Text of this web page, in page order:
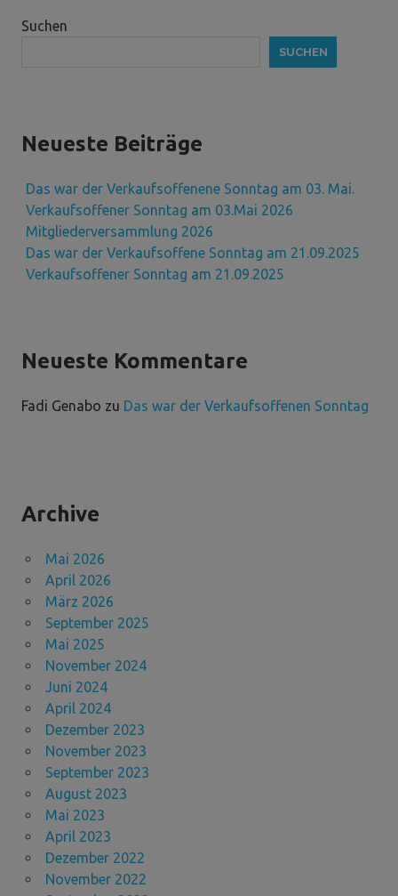
Suchen
SUCHEN
Neueste Beiträge
Das war der Verkaufsoffenene Sonntag am 03. Mai.
Verkaufsoffener Sonntag am 03.Mai 2026
Mitgliederversammlung 2026
Das war der Verkaufsoffene Sonntag am 21.09.2025
Verkaufsoffener Sonntag am 21.09.2025
Neueste Kommentare
Fadi Genabo zu Das war der Verkaufsoffenen Sonntag
Archive
Mai 2026
April 2026
März 2026
September 2025
Mai 2025
November 2024
Juni 2024
April 2024
Dezember 2023
November 2023
September 2023
August 2023
Mai 2023
April 2023
Dezember 2022
November 2022